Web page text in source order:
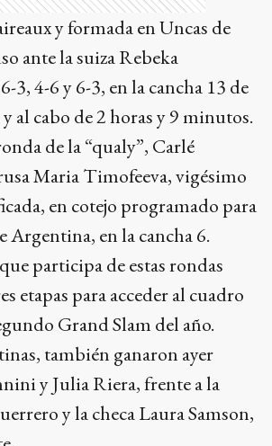
y formada en Uncas de
ante la suiza Rebeka
3, 4-6 y 6-3, en la cancha 13 de
al cabo de 2 horas y 9 minutos.
de la “qualy”, Carlé
Maria Timofeeva, vigésimo
en cotejo programado para
Argentina, en la cancha 6.
participa de estas rondas
etapas para acceder al cuadro
Grand Slam del año.
también ganaron ayer
y Julia Riera, frente a la
y la checa Laura Samson,